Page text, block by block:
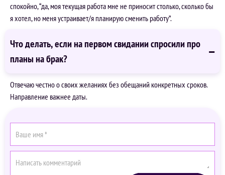
спокойно, “да, моя текущая работа мне не приносит столько, сколько бы
я хотел, но меня устраивает/я планирую сменить работу”.
Что делать, если на первом свидании спросили про
планы на брак?
Отвечаю честно о своих желаниях без обещаний конкретных сроков.
Направление важнее даты.